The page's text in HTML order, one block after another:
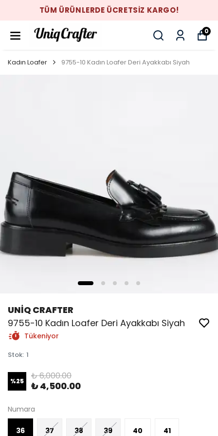
TÜM ÜRÜNLERDE ÜCRETSİZ KARGO!
0
Kadın Loafer 9755-10 Kadın Loafer Deri Ayakkabı Siyah
UNİQ CRAFTER
9755-10 Kadın Loafer Deri Ayakkabı Siyah
Tükeniyor
Stok: 1
%25 ₺ 6,000.00
₺ 4,500.00
Numara
36 37 38 39 40 41